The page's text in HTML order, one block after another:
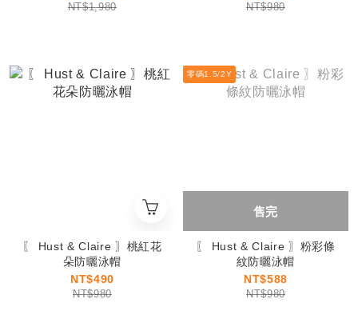
NT$1,980 NT$980
〖 Hust & Claire 〗桃紅花
朵防曬泳帽
NT$490
NT$980
零碼1.5/2Y
售完
〖 Hust & Claire 〗粉彩條
紋防曬泳帽
NT$588
NT$980